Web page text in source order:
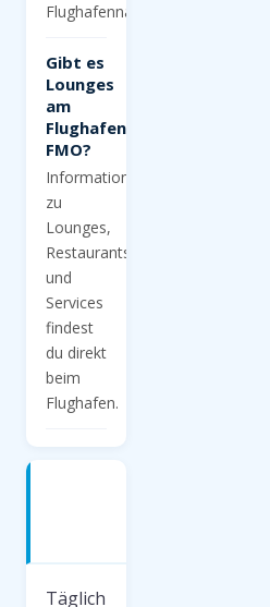
Flughafennähe.
Gibt es
Lounges
am
Flughafen
FMO?
Informationen
zu
Lounges,
Restaurants
und
Services
findest
du direkt
beim
Flughafen.
Täglich